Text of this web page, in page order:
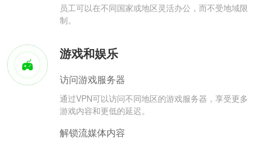
员工可以在不同国家或地区灵活办公，而不受地域限
制。
游戏和娱乐
访问游戏服务器
通过VPN可以访问不同地区的游戏服务器，享受更多
游戏内容和更低的延迟。
解锁流媒体内容